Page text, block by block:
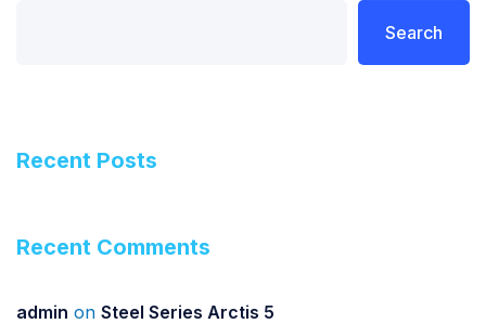
Search
Recent Posts
Recent Comments
admin on Steel Series Arctis 5